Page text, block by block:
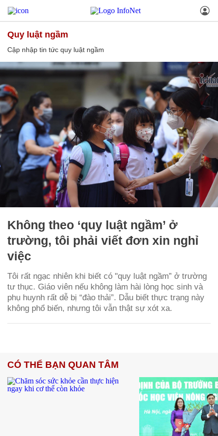
quy luật ngầm
Cập nhập tin tức quy luật ngầm
Không theo ‘quy luật ngầm’ ở
trường, tôi phải viết đơn xin nghỉ
việc
Tôi rất ngạc nhiên khi biết có "quy luật ngầm” ở trường
tư thục. Giáo viên nếu không làm hài lòng học sinh và
phụ huynh rất dễ bị “đào thải”. Dẫu biết thực trạng này
không phổ biến, nhưng tôi vẫn thật sự xót xa.
CÓ THỂ BẠN QUAN TÂM